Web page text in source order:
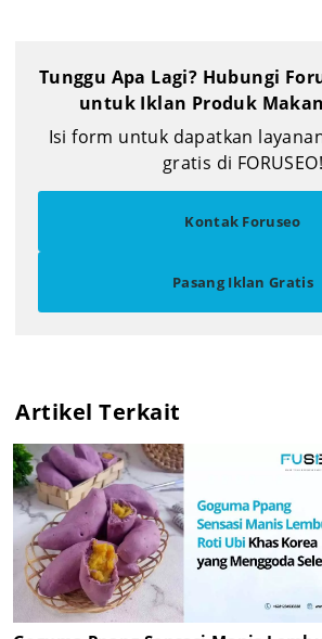
Tunggu Apa Lagi? Hubungi
untuk Iklan Produk
Isi form untuk dapatkan
gratis di FORUSEO!
Kontak Foruseo
Pasang Iklan Gratis
Artikel Terkait